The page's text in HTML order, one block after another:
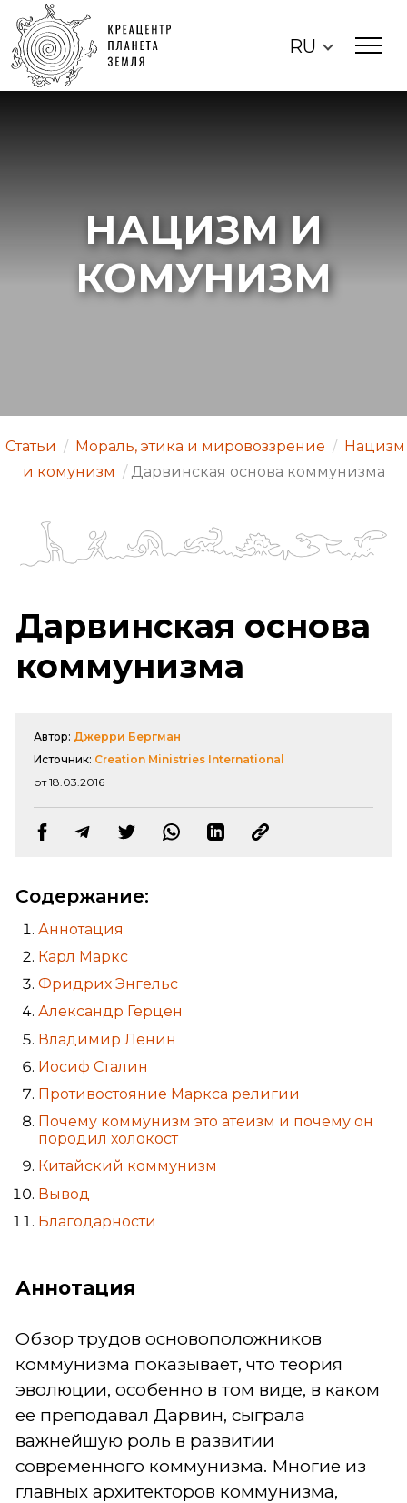
RU
НАЦИЗМ И
КОМУНИЗМ
Статьи / Мораль, этика и мировоззрение / Нацизм
и комунизм / Дарвинская основа коммунизма
Дарвинская основа
коммунизма
Автор: Джерри Бергман
Источник: Creation Ministries International
от 18.03.2016
Содержание:
Аннотация
Карл Маркс
Фридрих Энгельс
Александр Герцен
Владимир Ленин
Иосиф Сталин
Противостояние Маркса религии
Почему коммунизм это атеизм и почему он
породил холокост
Китайский коммунизм
Вывод
Благодарности
Аннотация
Обзор трудов основоположников
коммунизма показывает, что теория
эволюции, особенно в том виде, в каком
ее преподавал Дарвин, сыграла
важнейшую роль в развитии
современного коммунизма. Многие из
главных архитекторов коммунизма,